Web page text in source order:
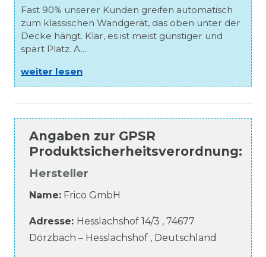
Fast 90% unserer Kunden greifen automatisch
zum klassischen Wandgerät, das oben unter der
Decke hängt. Klar, es ist meist günstiger und
spart Platz. A...
weiter lesen
Angaben zur GPSR
Produktsicherheitsverordnung:
Hersteller
Name: Frico GmbH
Adresse: Hesslachshof 14/3 , 74677
Dörzbach – Hesslachshof , Deutschland